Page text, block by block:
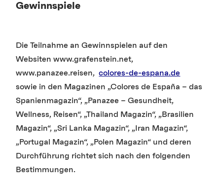
Gewinnspiele
Die Teilnahme an Gewinnspielen auf den
Websiten www.grafenstein.net,
www.panazee.reisen, colores-de-espana.de
sowie in den Magazinen „Colores de España – das
Spanienmagazin“, „Panazee – Gesundheit,
Wellness, Reisen“, „Thailand Magazin“, „Brasilien
Magazin“, „Sri Lanka Magazin“, „Iran Magazin“,
„Portugal Magazin“, „Polen Magazin“ und deren
Durchführung richtet sich nach den folgenden
Bestimmungen.